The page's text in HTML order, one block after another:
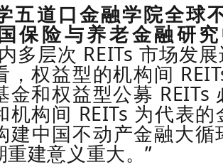
五道口金融学院全球
保险与养老金融研
多层次 REITs 市场发
，权益型的机构间
金和权益型公募 REITs
机构间 REITs 为代表
建中国不动产金融大
重建意义重大。”